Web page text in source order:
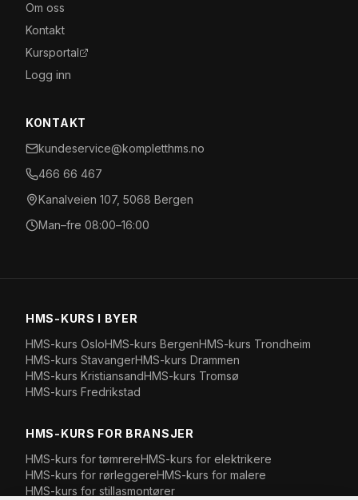
Om oss
Kontakt
Kursportal
Logg inn
KONTAKT
kundeservice@kompletthms.no
466 66 467
Kanalveien 107, 5068 Bergen
Man–fre 08:00–16:00
HMS-KURS I BYER
HMS-kurs OsloHMS-kurs BergenHMS-kurs Trondheim
HMS-kurs StavangerHMS-kurs Drammen
HMS-kurs KristiansandHMS-kurs Tromsø
HMS-kurs Fredrikstad
HMS-KURS FOR BRANSJER
HMS-kurs fortømrereHMS-kurs for elektrikere
HMS-kurs for rørleggereHMS-kurs for malere
HMS-kurs for stillasmontører